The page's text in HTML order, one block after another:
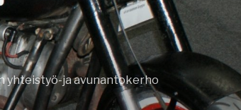
yhteistyö-ja avunantokerho